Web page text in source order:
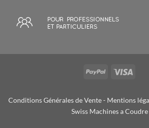
Conditions Générales de Vente- Mentions
Swiss Machines a Coudre